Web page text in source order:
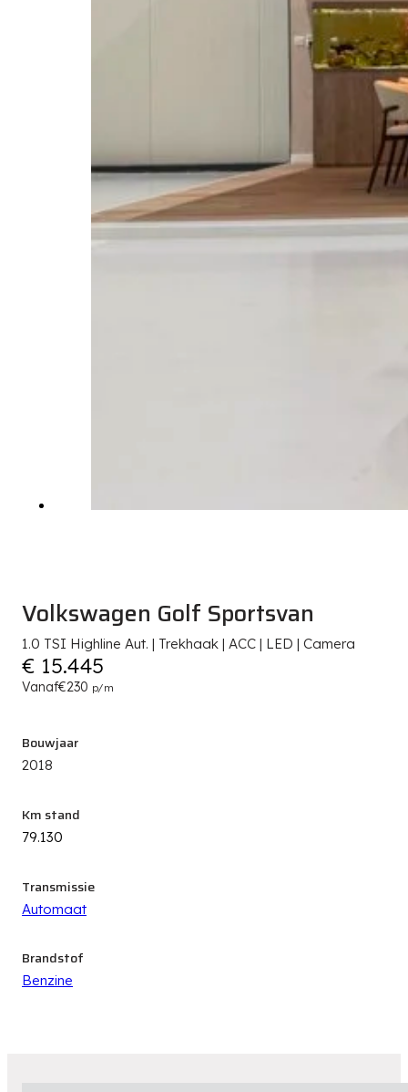
Volkswagen Golf Sportsvan
1.0 TSI Highline Aut. | Trekhaak | ACC | LED | Camera
€ 15.445
Vanaf€230 p/m
Bouwjaar
2018
Km stand
79.130
Transmissie
Automaat
Brandstof
Benzine